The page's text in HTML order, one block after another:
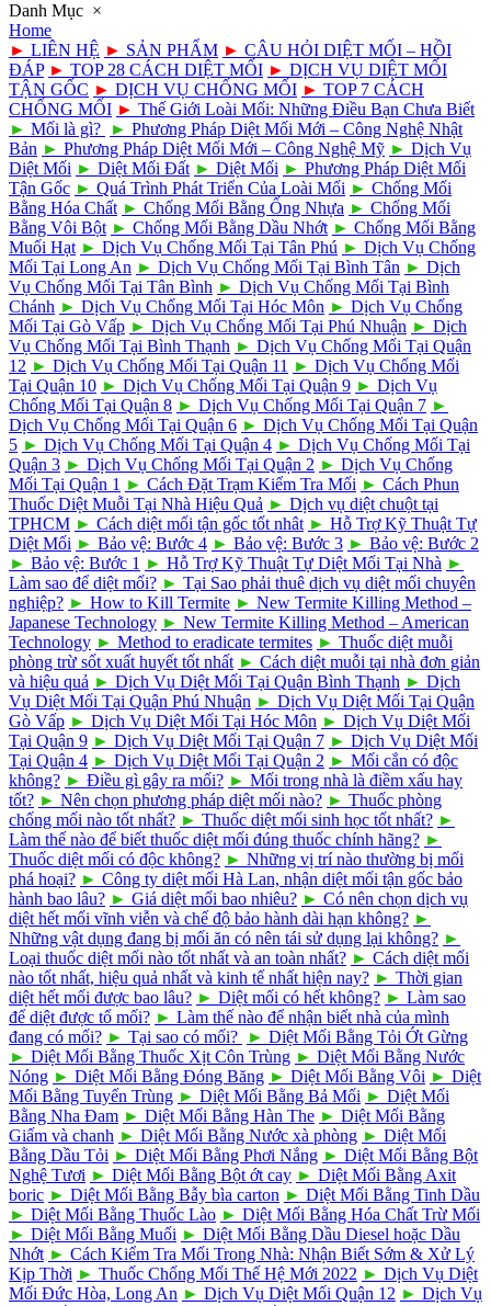
Danh Mục ×
Home
► LIÊN HỆ ► SẢN PHẨM ► CÂU HỎI DIỆT MỐI – HỒI
ĐÁP ► TOP 28 CÁCH DIỆT MỐI ► DỊCH VỤ DIỆT MỐI
TẬN GỐC ► DỊCH VỤ CHỐNG MỐI ► TOP 7 CÁCH
CHỐNG MỐI ► Thế Giới Loài Mối: Những Điều Bạn Chưa Biết
► Mối là gì? ► Phương Pháp Diệt Mối Mới – Công Nghệ Nhật
Bản ► Phương Pháp Diệt Mối Mới – Công Nghệ Mỹ ► Dịch Vụ
Diệt Mối ► Diệt Mối Đất ► Diệt Mối ► Phương Pháp Diệt Mối
Tận Gốc ► Quá Trình Phát Triển Của Loài Mối ► Chống Mối
Bằng Hóa Chất ► Chống Mối Bằng Ống Nhựa ► Chống Mối
Bằng Vôi Bột ► Chống Mối Bằng Dầu Nhớt ► Chống Mối Bằng
Muối Hạt ► Dịch Vụ Chống Mối Tại Tân Phú ► Dịch Vụ Chống
Mối Tại Long An ► Dịch Vụ Chống Mối Tại Bình Tân ► Dịch
Vụ Chống Mối Tại Tân Bình ► Dịch Vụ Chống Mối Tại Bình
Chánh ► Dịch Vụ Chống Mối Tại Hóc Môn ► Dịch Vụ Chống
Mối Tại Gò Vấp ► Dịch Vụ Chống Mối Tại Phú Nhuận ► Dịch
Vụ Chống Mối Tại Bình Thạnh ► Dịch Vụ Chống Mối Tại Quận
12 ► Dịch Vụ Chống Mối Tại Quận 11 ► Dịch Vụ Chống Mối
Tại Quận 10 ► Dịch Vụ Chống Mối Tại Quận 9 ► Dịch Vụ
Chống Mối Tại Quận 8 ► Dịch Vụ Chống Mối Tại Quận 7 ►
Dịch Vụ Chống Mối Tại Quận 6 ► Dịch Vụ Chống Mối Tại Quận
5 ► Dịch Vụ Chống Mối Tại Quận 4 ► Dịch Vụ Chống Mối Tại
Quận 3 ► Dịch Vụ Chống Mối Tại Quận 2 ► Dịch Vụ Chống
Mối Tại Quận 1 ► Cách Đặt Trạm Kiểm Tra Mối ► Cách Phun
Thuốc Diệt Muỗi Tại Nhà Hiệu Quả ► Dịch vụ diệt chuột tại
TPHCM ► Cách diệt mối tận gốc tốt nhât ► Hỗ Trợ Kỹ Thuật Tự
Diệt Mối ► Bảo vệ: Bước 4 ► Bảo vệ: Bước 3 ► Bảo vệ: Bước 2
► Bảo vệ: Bước 1 ► Hỗ Trợ Kỹ Thuật Tự Diệt Mối Tại Nhà ►
Làm sao để diệt mối? ► Tại Sao phải thuê dịch vụ diệt mối chuyên
nghiệp? ► How to Kill Termite ► New Termite Killing Method –
Japanese Technology ► New Termite Killing Method – American
Technology ► Method to eradicate termites ► Thuốc diệt muỗi
phòng trừ sốt xuất huyết tốt nhất ► Cách diệt muỗi tại nhà đơn giản
và hiệu quả ► Dịch Vụ Diệt Mối Tại Quận Bình Thạnh ► Dịch
Vụ Diệt Mối Tại Quận Phú Nhuận ► Dịch Vụ Diệt Mối Tại Quận
Gò Vấp ► Dịch Vụ Diệt Mối Tại Hóc Môn ► Dịch Vụ Diệt Mối
Tại Quận 9 ► Dịch Vụ Diệt Mối Tại Quận 7 ► Dịch Vụ Diệt Mối
Tại Quận 4 ► Dịch Vụ Diệt Mối Tại Quận 2 ► Mối cắn có độc
không? ► Điều gì gây ra mối? ► Mối trong nhà là điềm xấu hay
tốt? ► Nên chọn phương pháp diệt mối nào? ► Thuốc phòng
chống mối nào tốt nhất? ► Thuốc diệt mối sinh học tốt nhất? ►
Làm thế nào để biết thuốc diệt mối đúng thuốc chính hãng? ►
Thuốc diệt mối có độc không? ► Những vị trí nào thường bị mối
phá hoại? ► Công ty diệt mối Hà Lan, nhận diệt mối tận gốc bảo
hành bao lâu? ► Giá diệt mối bao nhiêu? ► Có nên chọn dịch vụ
diệt hết mối vĩnh viễn và chế độ bảo hành dài hạn không? ►
Những vật dụng đang bị mối ăn có nên tái sử dụng lại không? ►
Loại thuốc diệt mối nào tốt nhất và an toàn nhất? ► Cách diệt mối
nào tốt nhất, hiệu quả nhất và kinh tế nhất hiện nay? ► Thời gian
diệt hết mối được bao lâu? ► Diệt mối có hết không? ► Làm sao
để diệt được tổ mối? ► Làm thế nào để nhận biết nhà của mình
đang có mối? ► Tại sao có mối? ► Diệt Mối Bằng Tỏi Ớt Gừng
► Diệt Mối Bằng Thuốc Xịt Côn Trùng ► Diệt Mối Bằng Nước
Nóng ► Diệt Mối Bằng Đóng Băng ► Diệt Mối Bằng Vôi ► Diệt
Mối Bằng Tuyến Trùng ► Diệt Mối Bằng Bả Mối ► Diệt Mối
Bằng Nha Đam ► Diệt Mối Bằng Hàn The ► Diệt Mối Bằng
Giấm và chanh ► Diệt Mối Bằng Nước xà phòng ► Diệt Mối
Bằng Dầu Tỏi ► Diệt Mối Bằng Phơi Nắng ► Diệt Mối Bằng Bột
Nghệ Tươi ► Diệt Mối Bằng Bột ớt cay ► Diệt Mối Bằng Axit
boric ► Diệt Mối Bằng Bẫy bìa carton ► Diệt Mối Bằng Tinh Dầu
► Diệt Mối Bằng Thuốc Lào ► Diệt Mối Bằng Hóa Chất Trừ Mối
► Diệt Mối Bằng Muối ► Diệt Mối Bằng Dầu Diesel hoặc Dầu
Nhớt ► Cách Kiểm Tra Mối Trong Nhà: Nhận Biết Sớm & Xử Lý
Kịp Thời ► Thuốc Chống Mối Thế Hệ Mới 2022 ► Dịch Vụ Diệt
Mối Đức Hòa, Long An ► Dịch Vụ Diệt Mối Quận 12 ► Dịch Vụ